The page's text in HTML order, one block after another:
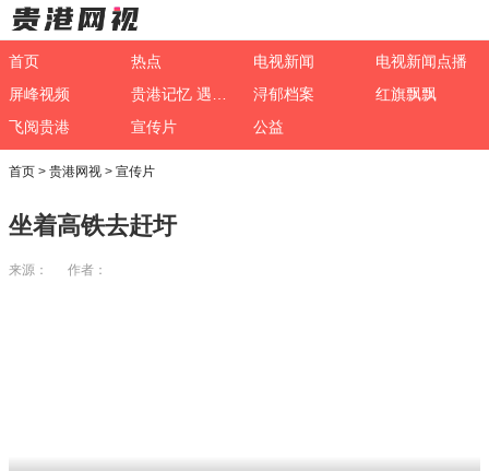
首页 热点 电视新闻
电视新闻点播
屏峰视频
浔郁档案
红旗飘飘
飞阅贵港
宣传片 公益
首页 > 贵港网视 > 宣传片
坐着高铁去赶圩
来源： 作者：